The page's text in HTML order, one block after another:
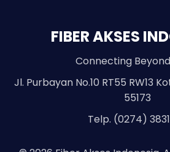
FIBER AKSES
Connecting
Jl. Purbayan No.10 RT55 RW13
55173
Telp. (0274)